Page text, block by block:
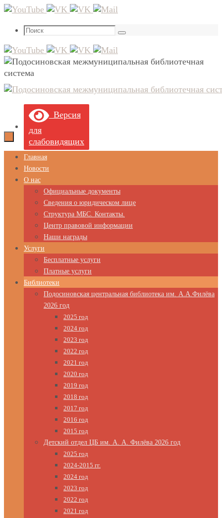
Перейти
содержимому
Что
Поиск
Версия
для
слабовидящих
Перейти
содержимому
Главная
Новости
О нас
Официальные документы
Сведения о юридическом лице
Структура МБС. Контакты.
Центр правовой информации
Наши награды
Услуги
Бесплатные услуги
Платные услуги
Библиотеки
Подосиновская центральная библиотека им. А.А.Филёва
2026 год
2025 год
2024 год
2023 год
2022 год
2021 год
2020 год
2019 год
2018 год
2017 год
2016 год
2015 год
Детский отдел ЦБ им. А. А. Филёва 2026 год
2025 год
2024-2015 гг.
2024 год
2023 год
2022 год
2021 год